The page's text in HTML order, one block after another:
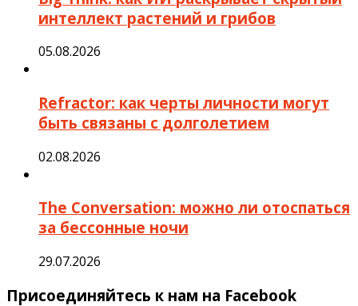
интеллект растений и грибов
05.08.2026
Refractor: как черты личности могут
быть связаны с долголетием
02.08.2026
The Conversation: можно ли отоспаться
за бессонные ночи
29.07.2026
Присоединяйтесь к нам на Facebook